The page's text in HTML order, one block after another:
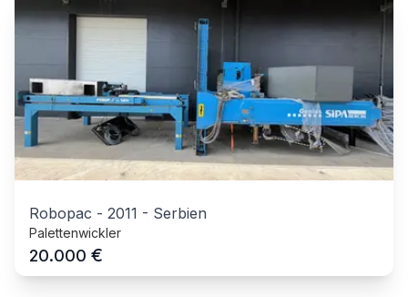
Robopac - 2011 - Serbien
Palettenwickler
20.000 €